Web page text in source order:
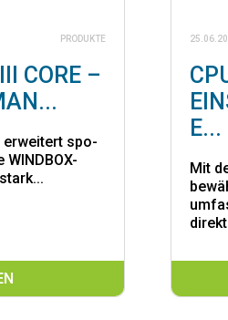
PRODUKTE
CORE –
erweitert spo-
E...
Mit